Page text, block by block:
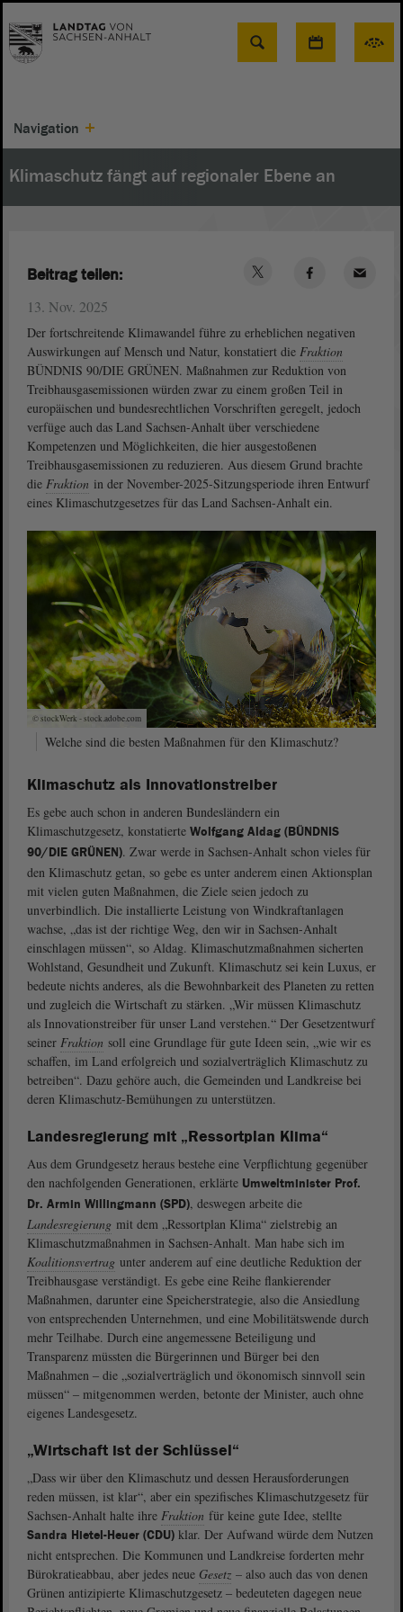
Suche
Navigation
Klimaschutz fängt auf regionaler Ebene an
13. Nov. 2025
Der fortschreitende Klimawandel führe zu erheblichen negativen
Auswirkungen auf Mensch und Natur, konstatiert die Fraktion
BÜNDNIS 90/DIE GRÜNEN. Maßnahmen zur Reduktion von
Treibhausgasemissionen würden zwar zu einem großen Teil in
europäischen und bundesrechtlichen Vorschriften geregelt, jedoch
verfüge auch das Land Sachsen-Anhalt über verschiedene
Kompetenzen und Möglichkeiten, die hier ausgestoßenen
Treibhausgasemissionen zu reduzieren. Aus diesem Grund brachte
die Fraktion in der November-2025-Sitzungsperiode ihren Entwurf
eines Klimaschutzgesetzes für das Land Sachsen-Anhalt ein.
© stockWerk - stock.adobe.com
Welche sind die besten Maßnahmen für den Klimaschutz?
Klimaschutz als Innovationstreiber
Es gebe auch schon in anderen Bundesländern ein
Klimaschutzgesetz, konstatierte Wolfgang Aldag (BÜNDNIS
90/DIE GRÜNEN). Zwar werde in Sachsen-Anhalt schon vieles für
den Klimaschutz getan, so gebe es unter anderem einen Aktionsplan
mit vielen guten Maßnahmen, die Ziele seien jedoch zu
unverbindlich. Die installierte Leistung von Windkraftanlagen
wachse, „das ist der richtige Weg, den wir in Sachsen-Anhalt
einschlagen müssen“, so Aldag. Klimaschutzmaßnahmen sicherten
Wohlstand, Gesundheit und Zukunft. Klimaschutz sei kein Luxus, er
bedeute nichts anderes, als die Bewohnbarkeit des Planeten zu retten
und zugleich die Wirtschaft zu stärken. „Wir müssen Klimaschutz
als Innovationstreiber für unser Land verstehen.“ Der Gesetzentwurf
seiner Fraktion soll eine Grundlage für gute Ideen sein, „wie wir es
schaffen, im Land erfolgreich und sozialverträglich Klimaschutz zu
betreiben“. Dazu gehöre auch, die Gemeinden und Landkreise bei
deren Klimaschutz-Bemühungen zu unterstützen.
Landesregierung mit „Ressortplan Klima“
Aus dem Grundgesetz heraus bestehe eine Verpflichtung gegenüber
den nachfolgenden Generationen, erklärte Umweltminister Prof.
Dr. Armin Willingmann (SPD), deswegen arbeite die
Landesregierung mit dem „Ressortplan Klima“ zielstrebig an
Klimaschutzmaßnahmen in Sachsen-Anhalt. Man habe sich im
Koalitionsvertrag unter anderem auf eine deutliche Reduktion der
Treibhausgase verständigt. Es gebe eine Reihe flankierender
Maßnahmen, darunter eine Speicherstrategie, also die Ansiedlung
von entsprechenden Unternehmen, und eine Mobilitätswende durch
mehr Teilhabe. Durch eine angemessene Beteiligung und
Transparenz müssten die Bürgerinnen und Bürger bei den
Maßnahmen ‒ die „sozialverträglich und ökonomisch sinnvoll sein
müssen“ ‒ mitgenommen werden, betonte der Minister, auch ohne
eigenes Landesgesetz.
„Wirtschaft ist der Schlüssel“
„Dass wir über den Klimaschutz und dessen Herausforderungen
reden müssen, ist klar“, aber ein spezifisches Klimaschutzgesetz für
Sachsen-Anhalt halte ihre Fraktion für keine gute Idee, stellte
Sandra Hietel-Heuer (CDU) klar. Der Aufwand würde dem Nutzen
nicht entsprechen. Die Kommunen und Landkreise forderten mehr
Bürokratieabbau, aber jedes neue Gesetz – also auch das von denen
Grünen antizipierte Klimaschutzgesetz ‒ bedeuteten dagegen neue
Beitrag teilen: